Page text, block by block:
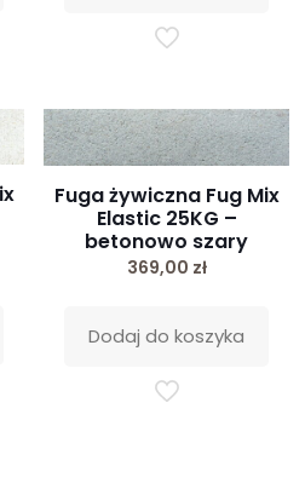
Fuga żywiczna Fug Mix
Elastic 25KG –
betonowo szary
369,00 zł
Dodaj do koszyka